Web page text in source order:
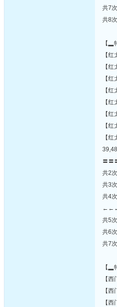
共7
共8
【▂
【
【
【
【
【
【
【
【
〓〓
共2
共3
共4
共5
共6
共7
【▂
【
【
【